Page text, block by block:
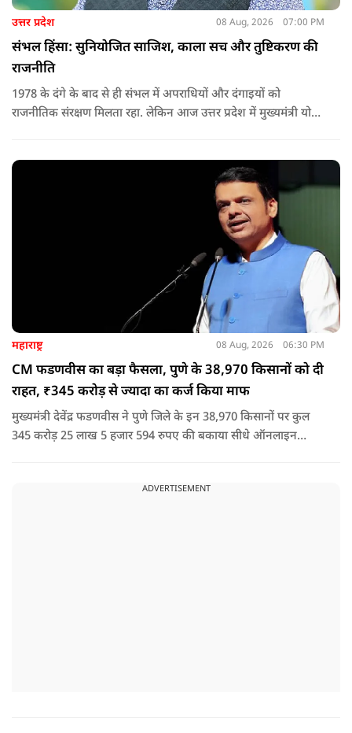
उत्तर प्रदेश 08 Aug, 2026 07:00 PM
संभल हिंसा: सुनियोजित साजिश, काला सच और तुष्टिकरण की
राजनीति
1978 के दंगे के बाद से ही संभल में अपराधियों और दंगाइयों को
राजनीतिक संरक्षण मिलता रहा. लेकिन आज उत्तर प्रदेश में मुख्यमंत्री योगी
नेता या सांसद क्यों न हो, यदि वह राज्य की शांति और सुरक्षा से खिलवाड़
महाराष्ट्र 08 Aug, 2026 06:30 PM
CM फडणवीस का बड़ा फैसला, पुणे के 38,970 किसानों को दी
राहत, ₹345 करोड़ से ज्यादा का कर्ज किया माफ
मुख्यमंत्री देवेंद्र फडणवीस ने पुणे जिले के इन 38,970 किसानों पर कुल
345 करोड़ 25 लाख 5 हजार 594 रुपए की बकाया सीधे ऑनलाइन
ADVERTISEMENT